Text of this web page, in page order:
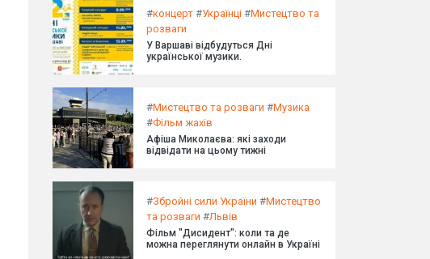
#концерт #Українці #Мистецтво та
розваги
У Варшаві відбудуться Дні
української музики.
#Мистецтво та розваги #Музика
#Фільм жахів
Афіша Миколаєва: які заходи
відвідати на цьому тижні
#Збройні сили України #Мистецтво
та розваги #Львів
Фільм "Дисидент": коли та де
можна переглянути онлайн в Україні